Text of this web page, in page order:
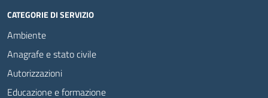
CATEGORIE DI SERVIZIO
Ambiente
Anagrafe e stato civile
Autorizzazioni
Educazione e formazione